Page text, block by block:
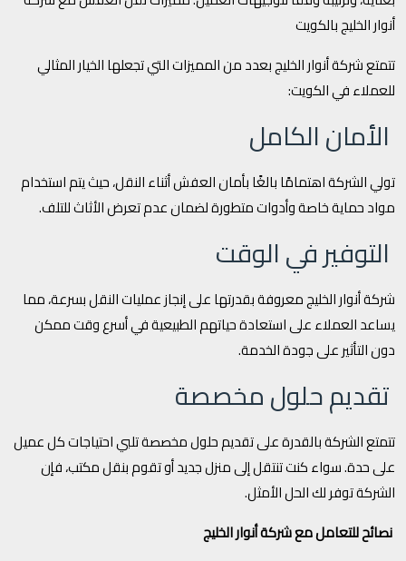
أنوار الخليج بالكويت
تتمتع شركة أنوار الخليج بعدد من المميزات التي تجعلها الخيار المثالي
للعملاء في الكويت:
الأمان الكامل
تولي الشركة اهتمامًا بالغًا بأمان العفش أثناء النقل، حيث يتم استخدام
مواد حماية خاصة وأدوات متطورة لضمان عدم تعرض الأثاث للتلف.
التوفير في الوقت
شركة أنوار الخليج معروفة بقدرتها على إنجاز عمليات النقل بسرعة، مما
يساعد العملاء على استعادة حياتهم الطبيعية في أسرع وقت ممكن
دون التأثير على جودة الخدمة.
تقديم حلول مخصصة
تتمتع الشركة بالقدرة على تقديم حلول مخصصة تلبي احتياجات كل عميل
على حدة. سواء كنت تنتقل إلى منزل جديد أو تقوم بنقل مكتب، فإن
الشركة توفر لك الحل الأمثل.
نصائح للتعامل مع شركة أنوار الخليج